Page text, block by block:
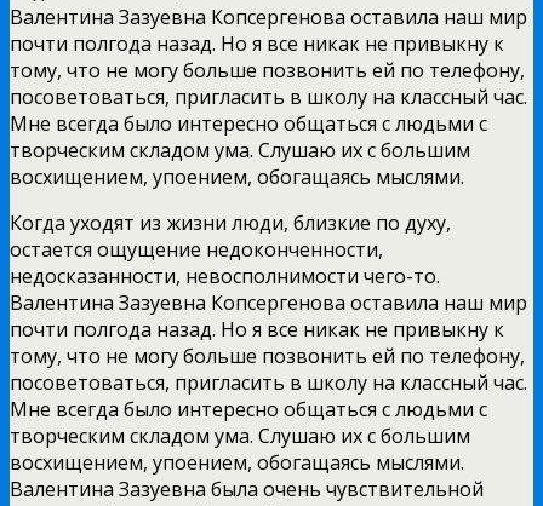
Валентина Зазуевна Копсергенова оставила наш мир
почти полгода назад. Но я все никак не привыкну к
тому, что не могу больше позвонить ей по телефону,
посоветоваться, пригласить в школу на классный час.
Мне всегда было интересно общаться с людьми с
творческим складом ума. Слушаю их с большим
восхищением, упоением, обогащаясь мыслями.
Когда уходят из жизни люди, близкие по духу,
остается ощущение недоконченности,
недосказанности, невосполнимости чего-то.
Валентина Зазуевна Копсергенова оставила наш мир
почти полгода назад. Но я все никак не привыкну к
тому, что не могу больше позвонить ей по телефону,
посоветоваться, пригласить в школу на классный час.
Мне всегда было интересно общаться с людьми с
творческим складом ума. Слушаю их с большим
восхищением, упоением, обогащаясь мыслями.
Валентина Зазуевна была очень чувствительной